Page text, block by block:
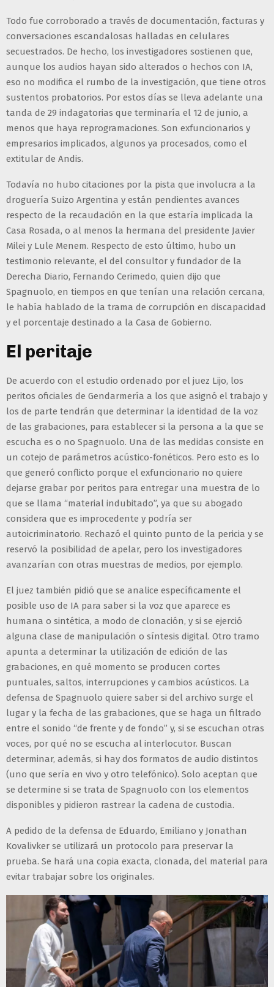
Todo fue corroborado a través de documentación, facturas y
conversaciones escandalosas halladas en celulares
secuestrados. De hecho, los investigadores sostienen que,
aunque los audios hayan sido alterados o hechos con IA,
eso no modifica el rumbo de la investigación, que tiene otros
sustentos probatorios. Por estos días se lleva adelante una
tanda de 29 indagatorias que terminaría el 12 de junio, a
menos que haya reprogramaciones. Son exfuncionarios y
empresarios implicados, algunos ya procesados, como el
extitular de Andis.
Todavía no hubo citaciones por la pista que involucra a la
droguería Suizo Argentina y están pendientes avances
respecto de la recaudación en la que estaría implicada la
Casa Rosada, o al menos la hermana del presidente Javier
Milei y Lule Menem. Respecto de esto último, hubo un
testimonio relevante, el del consultor y fundador de la
Derecha Diario, Fernando Cerimedo, quien dijo que
Spagnuolo, en tiempos en que tenían una relación cercana,
le había hablado de la trama de corrupción en discapacidad
y el porcentaje destinado a la Casa de Gobierno.
El peritaje
De acuerdo con el estudio ordenado por el juez Lijo, los
peritos oficiales de Gendarmería a los que asignó el trabajo y
los de parte tendrán que determinar la identidad de la voz
de las grabaciones, para establecer si la persona a la que se
escucha es o no Spagnuolo. Una de las medidas consiste en
un cotejo de parámetros acústico-fonéticos. Pero esto es lo
que generó conflicto porque el exfuncionario no quiere
dejarse grabar por peritos para entregar una muestra de lo
que se llama “material indubitado”, ya que su abogado
considera que es improcedente y podría ser
autoicriminatorio. Rechazó el quinto punto de la pericia y se
reservó la posibilidad de apelar, pero los investigadores
avanzarían con otras muestras de medios, por ejemplo.
El juez también pidió que se analice específicamente el
posible uso de IA para saber si la voz que aparece es
humana o sintética, a modo de clonación, y si se ejerció
alguna clase de manipulación o síntesis digital. Otro tramo
apunta a determinar la utilización de edición de las
grabaciones, en qué momento se producen cortes
puntuales, saltos, interrupciones y cambios acústicos. La
defensa de Spagnuolo quiere saber si del archivo surge el
lugar y la fecha de las grabaciones, que se haga un filtrado
entre el sonido “de frente y de fondo” y, si se escuchan otras
voces, por qué no se escucha al interlocutor. Buscan
determinar, además, si hay dos formatos de audio distintos
(uno que sería en vivo y otro telefónico). Solo aceptan que
se determine si se trata de Spagnuolo con los elementos
disponibles y pidieron rastrear la cadena de custodia.
A pedido de la defensa de Eduardo, Emiliano y Jonathan
Kovalivker se utilizará un protocolo para preservar la
prueba. Se hará una copia exacta, clonada, del material para
evitar trabajar sobre los originales.